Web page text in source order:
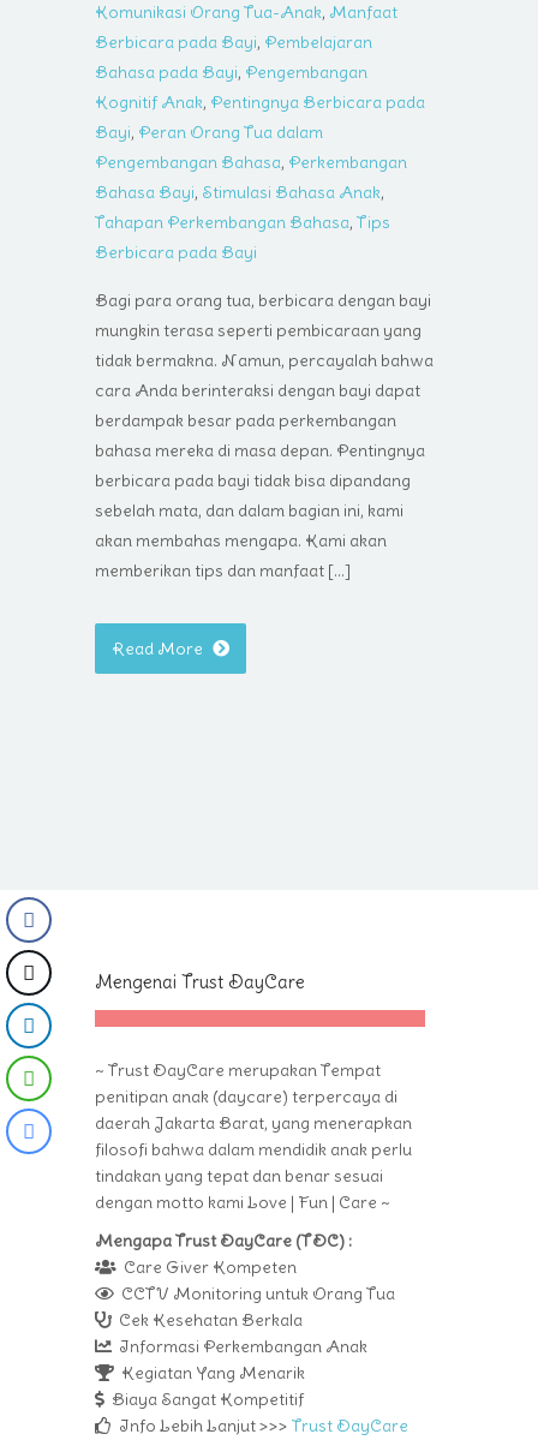
Komunikasi Orang Tua-Anak, Manfaat
Berbicara pada Bayi, Pembelajaran
Bahasa pada Bayi, Pengembangan
Kognitif Anak, Pentingnya Berbicara pada
Bayi, Peran Orang Tua dalam
Pengembangan Bahasa, Perkembangan
Bahasa Bayi, Stimulasi Bahasa Anak,
Tahapan Perkembangan Bahasa, Tips
Berbicara pada Bayi
Bagi para orang tua, berbicara dengan bayi
mungkin terasa seperti pembicaraan yang
tidak bermakna. Namun, percayalah bahwa
cara Anda berinteraksi dengan bayi dapat
berdampak besar pada perkembangan
bahasa mereka di masa depan. Pentingnya
berbicara pada bayi tidak bisa dipandang
sebelah mata, dan dalam bagian ini, kami
akan membahas mengapa. Kami akan
memberikan tips dan manfaat […]
Read More
Mengenai Trust DayCare
~ Trust DayCare merupakan Tempat
penitipan anak (daycare) terpercaya di
daerah Jakarta Barat, yang menerapkan
filosofi bahwa dalam mendidik anak perlu
tindakan yang tepat dan benar sesuai
dengan motto kami Love | Fun | Care ~
Mengapa Trust DayCare (TDC) :
Care Giver Kompeten
CCTV Monitoring untuk Orang Tua
Cek Kesehatan Berkala
Informasi Perkembangan Anak
Kegiatan Yang Menarik
Biaya Sangat Kompetitif
Info Lebih Lanjut >>> Trust DayCare